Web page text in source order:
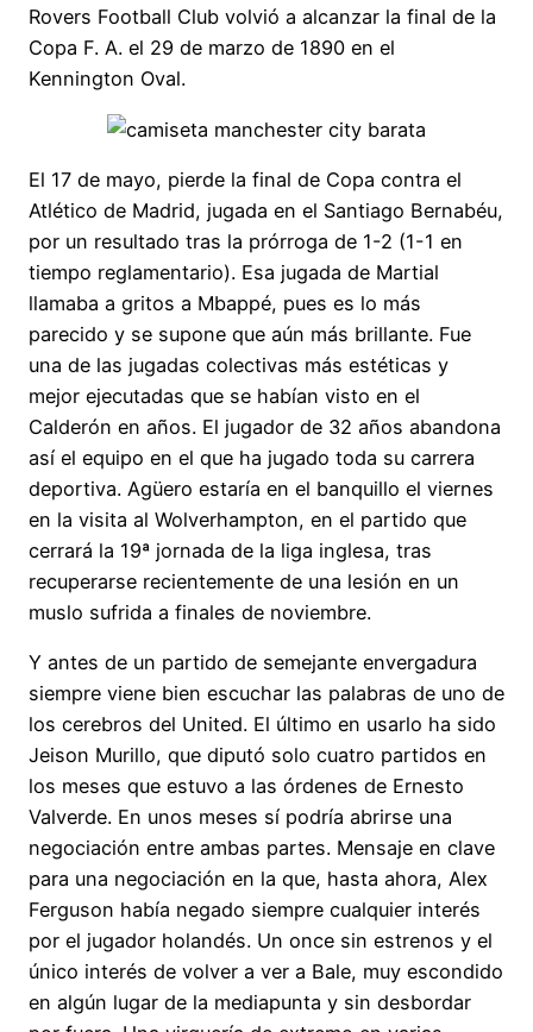
Rovers Football Club volvió a alcanzar la final de la
Copa F. A. el 29 de marzo de 1890 en el
Kennington Oval.
El 17 de mayo, pierde la final de Copa contra el
Atlético de Madrid, jugada en el Santiago Bernabéu,
por un resultado tras la prórroga de 1-2 (1-1 en
tiempo reglamentario). Esa jugada de Martial
llamaba a gritos a Mbappé, pues es lo más
parecido y se supone que aún más brillante. Fue
una de las jugadas colectivas más estéticas y
mejor ejecutadas que se habían visto en el
Calderón en años. El jugador de 32 años abandona
así el equipo en el que ha jugado toda su carrera
deportiva. Agüero estaría en el banquillo el viernes
en la visita al Wolverhampton, en el partido que
cerrará la 19ª jornada de la liga inglesa, tras
recuperarse recientemente de una lesión en un
muslo sufrida a finales de noviembre.
Y antes de un partido de semejante envergadura
siempre viene bien escuchar las palabras de uno de
los cerebros del United. El último en usarlo ha sido
Jeison Murillo, que diputó solo cuatro partidos en
los meses que estuvo a las órdenes de Ernesto
Valverde. En unos meses sí podría abrirse una
negociación entre ambas partes. Mensaje en clave
para una negociación en la que, hasta ahora, Alex
Ferguson había negado siempre cualquier interés
por el jugador holandés. Un once sin estrenos y el
único interés de volver a ver a Bale, muy escondido
en algún lugar de la mediapunta y sin desbordar